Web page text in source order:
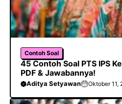
Contoh Soal
45 Contoh Soal PTS IPS
PDF & Jawabannya!
Aditya Setyawan Oktober 11,